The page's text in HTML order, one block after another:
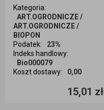
Kategoria:
ART.OGRODNICZE /
ART.OGRODNICZE /
BIOPON
Podatek:
23%
Indeks handlowy:
Bio000079
Koszt dostawy: 0,00
15,01 zł
Ilość sztuk